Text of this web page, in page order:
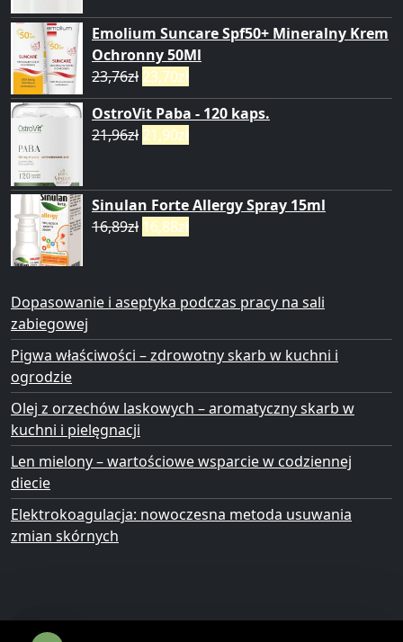
Emolium Suncare Spf50+ Mineralny Krem
Ochronny 50Ml
23,76zł 23,70zł
OstroVit Paba - 120 kaps.
21,96zł 21,90zł
Sinulan Forte Allergy Spray 15ml
16,89zł 16,88zł
Dopasowanie i aseptyka podczas pracy na sali
zabiegowej
Pigwa właściwości – zdrowotny skarb w kuchni i
ogrodzie
Olej z orzechów laskowych – aromatyczny skarb w
kuchni i pielęgnacji
Len mielony – wartościowe wsparcie w codziennej
diecie
Elektrokoagulacja: nowoczesna metoda usuwania
zmian skórnych